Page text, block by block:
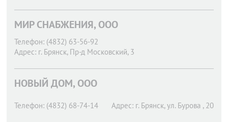
МИР СНАБЖЕНИЯ, ООО
Телефон: (4832) 63-56-92
Адрес: г. Брянск, Пр-д Московский, 3
НОВЫЙ ДОМ, ООО
Телефон: (4832) 68-74-14 Адрес: г. Брянск, ул. Бурова , 20